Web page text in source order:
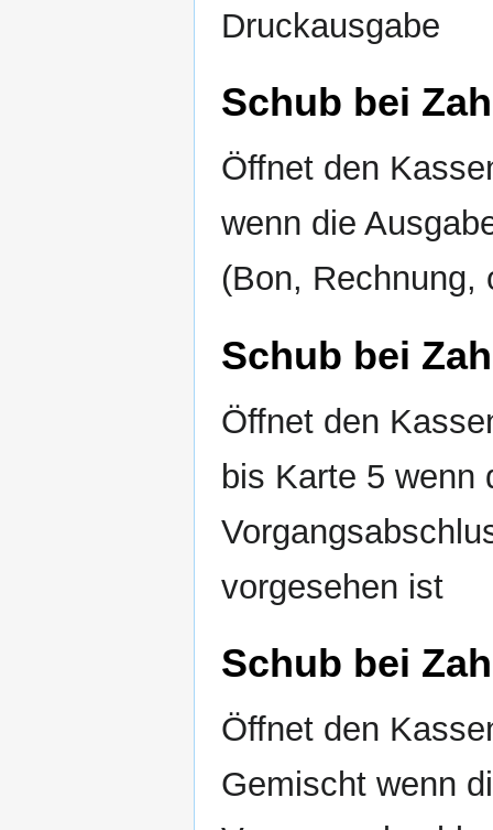
Druckausgabe
Schub bei
Öffnet den
wenn die
(Bon, Rechnung,
Schub bei
Öffnet den
bis Karte 5 wenn
vorgesehen ist
Schub bei
Öffnet den
Gemischt wenn